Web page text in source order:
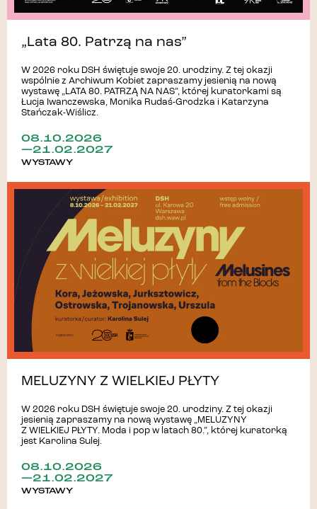
„Lata 80. Patrzą na nas”
W 2026 roku DSH świętuje swoje 20. urodziny. Z tej okazji
wspólnie z Archiwum Kobiet zapraszamy jesienią na nową
wystawę „LATA 80. PATRZĄ NA NAS”, której kuratorkami są
Łucja Iwanczewska, Monika Rudaś-Grodzka i Katarzyna
Stańczak-Wiślicz.
08.10.2026
—21.02.2027
WYSTAWY
MELUZYNY Z WIELKIEJ PŁYTY
W 2026 roku DSH świętuje swoje 20. urodziny. Z tej okazji
jesienią zapraszamy na nową wystawę „MELUZYNY
Z WIELKIEJ PŁYTY. Moda i pop w latach 80.”, której kuratorką
jest Karolina Sulej.
08.10.2026
—21.02.2027
WYSTAWY